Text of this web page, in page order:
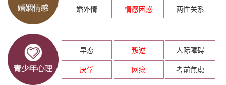
婚外情
情感困惑 两性关系
早恋 叛逆
人际障碍
厌学
网瘾 考前焦虑